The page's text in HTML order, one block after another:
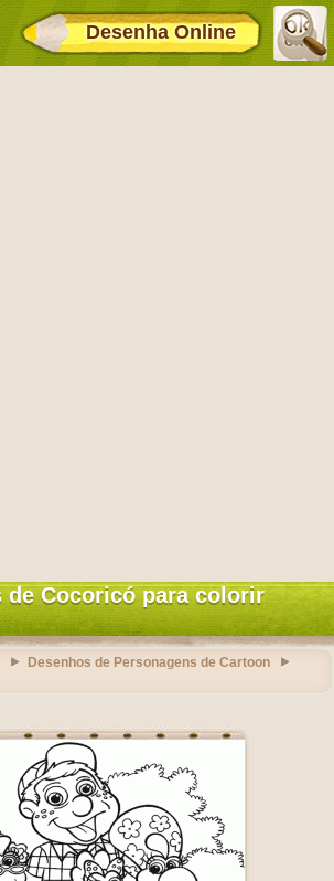
Desenha Online
de Cocoricó para colorir
Desenhos de Personagens de Cartoon